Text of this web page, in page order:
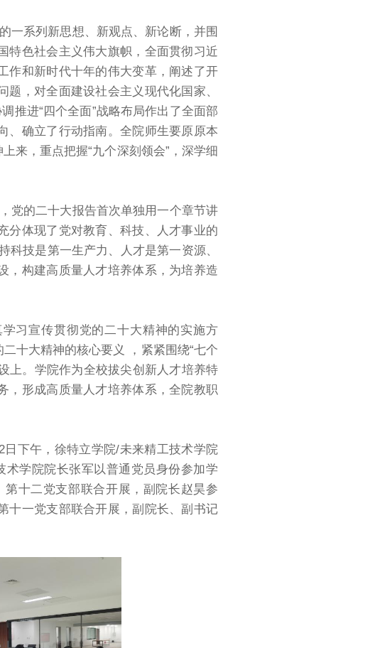
一系列新思想、新观点、新论断，并围
特色社会主义伟大旗帜，全面贯彻习近
作和新时代十年的伟大变革，阐述了开
，对全面建设社会主义现代化国家、
推进“四个全面”战略布局作出了全面部
、确立了行动指南。全院师生要原原本
来，重点把握“九个深刻领会”，深学细
党的二十大报告首次单独用一个章节讲
分体现了党对教育、科技、人才事业的
技是第一生产力、人才是第一资源、
，构建高质量人才培养体系，为培养造
习宣传贯彻党的二十大精神的实施方
十大精神的核心要义 ，紧紧围绕“七个
上。学院作为全校拔尖创新人才培养特
，形成高质量人才培养体系，全院教职
下午，徐特立学院/未来精工技术学院
学院院长张军以普通党员身份参加学
十二党支部联合开展，副院长赵昊参
十一党支部联合开展，副院长、副书记